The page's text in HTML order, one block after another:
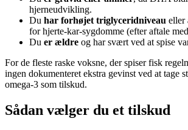
hjerneudvikling.
Du har forhøjet triglyceridniveau eller
for hjerte-kar-sygdomme (efter aftale
Du er ældre og har svært ved at spise
For de fleste raske voksne, der spiser fisk
ingen dokumenteret ekstra gevinst ved at tage
omega-3 som tilskud.
Sådan vælger du et tilskud